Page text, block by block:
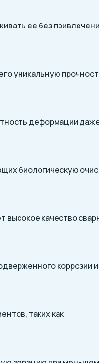
ее без
уникальную
деформации
биологическую
высокое качество
коррозии и
таких как